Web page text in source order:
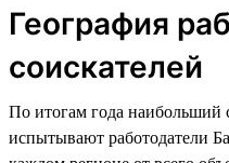
География
соискателей
По итогам года наибольший
испытывают работодатели